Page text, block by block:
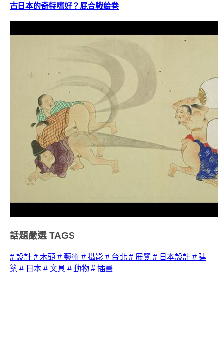
古日本的奇特嗜好？屁合戦絵巻
話題嚴選 TAGS
# 設計 # 木頭 # 藝術 # 攝影 # 台北 # 展覽 # 日本設計 # 建
築 # 日本 # 文具 # 動物 # 插畫